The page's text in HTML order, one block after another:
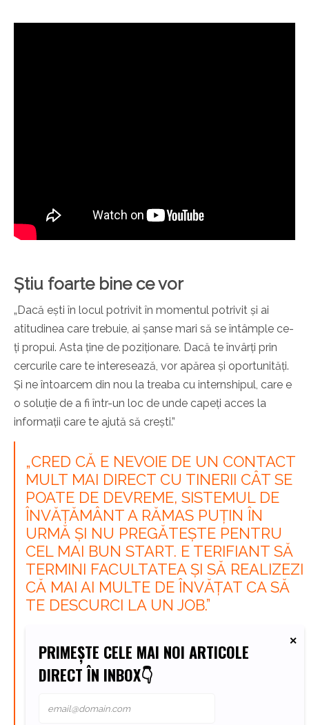
Știu foarte bine ce vor
„Dacă ești în locul potrivit în momentul potrivit și ai
atitudinea care trebuie, ai șanse mari să se întâmple ce-
ți propui. Asta ține de poziționare. Dacă te învârți prin
cercurile care te interesează, vor apărea și oportunități.
Și ne întoarcem din nou la treaba cu internshipul, care e
o soluție de a fi într-un loc de unde capeți acces la
informații care te ajută să crești.”
„CRED CĂ E NEVOIE DE UN CONTACT
MULT MAI DIRECT CU TINERII CÂT SE
POATE DE DEVREME, SISTEMUL DE
ÎNVĂȚĂMÂNT A RĂMAS PUȚIN ÎN
URMĂ ȘI NU PREGĂTEȘTE PENTRU
CEL MAI BUN START. E TERIFIANT SĂ
TERMINI FACULTATEA ȘI SĂ REALIZEZI
CĂ MAI AI MULTE DE ÎNVĂȚAT CA SĂ
TE DESCURCI LA UN JOB.”
PRIMEȘTE CELE MAI NOI ARTICOLE
DIRECT ÎN INBOX👇